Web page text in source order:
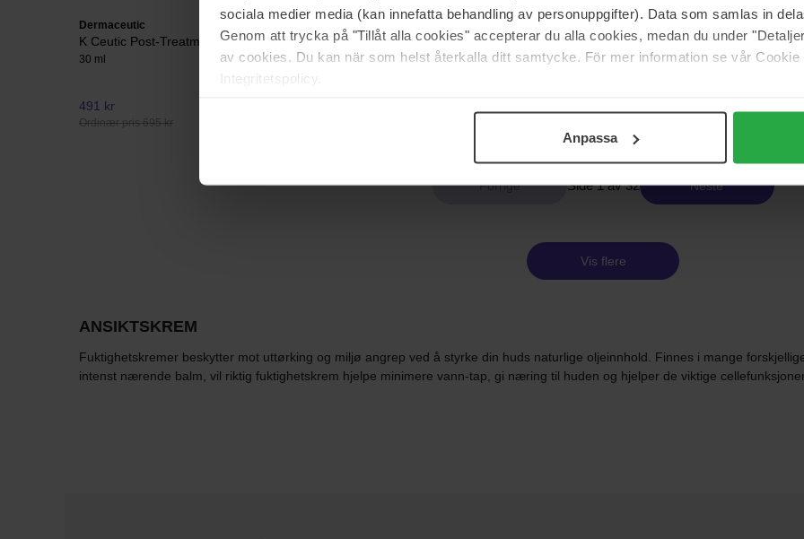
sociala medier media (kan innefatta behandling av personuppgifter). Data som samlas in
Genom att trycka på "Tillåt alla cookies" accepterar du alla cookies, medan du under
av cookies. Du kan när som helst återkalla ditt samtycke. För mer information se vår
Integritetspolicy.
Anpassa
Dermaceutic
K Ceutic Post-Treatment Restore
30 ml
491 kr
Ordinær pris 695 kr
Dermalogica
Invisible Physical Defense SPF30
50 ml
The Ordinary
Azelaic Acid Suspension 10%
30 ml
Side 1 av 32 Neste
Vis flere
ANSIKTSKREM
Fuktighetskremer beskytter mot uttørking og miljø angrep ved å styrke din huds naturlige oljeinnhold. Finnes i mange
intenst nærende balm, vil riktig fuktighetskrem hjelpe minimere vann-tap, gi næring til huden og hjelper de viktige